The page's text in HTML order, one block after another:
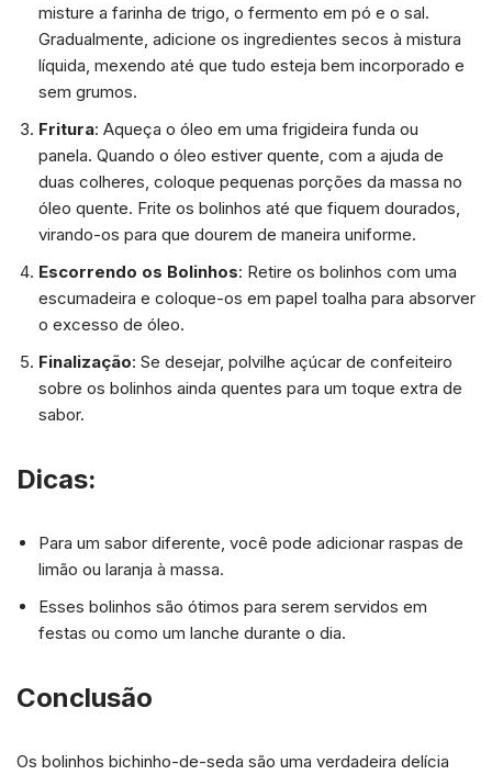
misture a farinha de trigo, o fermento em pó e o sal.
Gradualmente, adicione os ingredientes secos à mistura
líquida, mexendo até que tudo esteja bem incorporado e
sem grumos.
Fritura: Aqueça o óleo em uma frigideira funda ou
panela. Quando o óleo estiver quente, com a ajuda de
duas colheres, coloque pequenas porções da massa no
óleo quente. Frite os bolinhos até que fiquem dourados,
virando-os para que dourem de maneira uniforme.
Escorrendo os Bolinhos: Retire os bolinhos com uma
escumadeira e coloque-os em papel toalha para absorver
o excesso de óleo.
Finalização: Se desejar, polvilhe açúcar de confeiteiro
sobre os bolinhos ainda quentes para um toque extra de
sabor.
Dicas:
Para um sabor diferente, você pode adicionar raspas de
limão ou laranja à massa.
Esses bolinhos são ótimos para serem servidos em
festas ou como um lanche durante o dia.
Conclusão
Os bolinhos bichinho-de-seda são uma verdadeira delícia